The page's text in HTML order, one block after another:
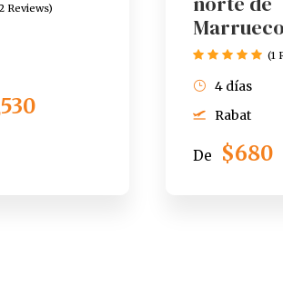
Reviews)
De $680
4 días
Rabat
(1